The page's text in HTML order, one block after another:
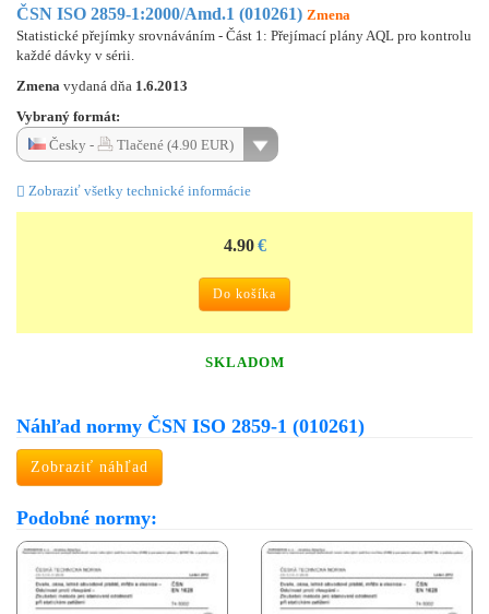
ČSN ISO 2859-1:2000/Amd.1 (010261) Zmena
Statistické přejímky srovnáváním - Část 1: Přejímací plány AQL pro kontrolu
každé dávky v sérii.
Zmena vydaná dňa 1.6.2013
Vybraný formát:
Česky -
Tlačené (4.90 EUR)
Zobraziť všetky technické informácie
4.90 €
Do košíka
SKLADOM
Náhľad normy ČSN ISO 2859-1 (010261)
Zobraziť náhľad
Podobné normy: